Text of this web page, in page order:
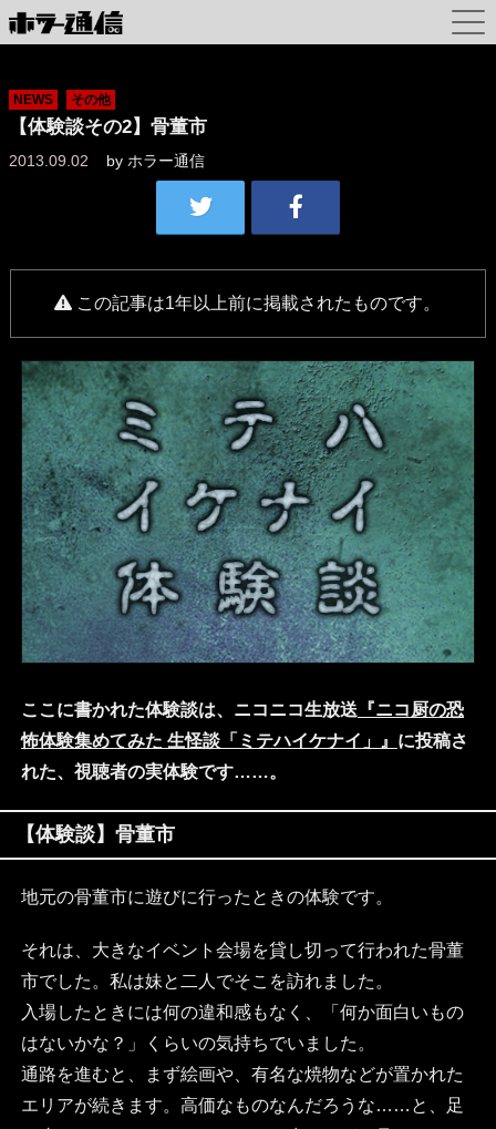
NEWS その他
【体験談その2】骨董市
2013.09.02 by ホラー通信
この記事は1年以上前に掲載されたものです。
ここに書かれた体験談は、ニコニコ生放送 『ニコ厨の恐
怖体験集めてみた 生怪談「ミテハイケナイ」』 に投稿さ
れた、視聴者の実体験です……。
【体験談】骨董市
地元の骨董市に遊びに行ったときの体験です。
それは、大きなイベント会場を貸し切って行われた骨董
市でした。私は妹と二人でそこを訪れました。
入場したときには何の違和感もなく、「何か面白いもの
はないかな？」くらいの気持ちでいました。
通路を進むと、まず絵画や、有名な焼物などが置かれた
エリアが続きます。高価なものなんだろうな……と、足